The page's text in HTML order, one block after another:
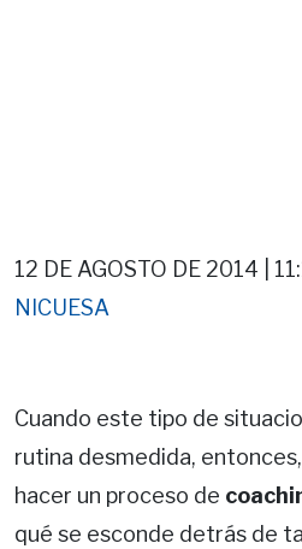
12 DE AGOSTO DE 2014 |
NICUESA
Cuando este tipo de
rutina desmedida,
hacer un proceso de
qué se esconde detrás de